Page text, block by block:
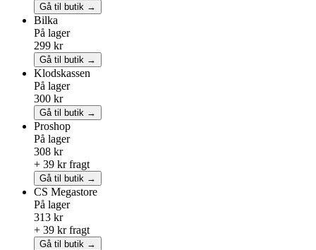
Gå til butik →
Bilka
På lager
299 kr
Gå til butik →
Klodskassen
På lager
300 kr
Gå til butik →
Proshop
På lager
308 kr
+ 39 kr fragt
Gå til butik →
CS Megastore
På lager
313 kr
+ 39 kr fragt
Gå til butik →